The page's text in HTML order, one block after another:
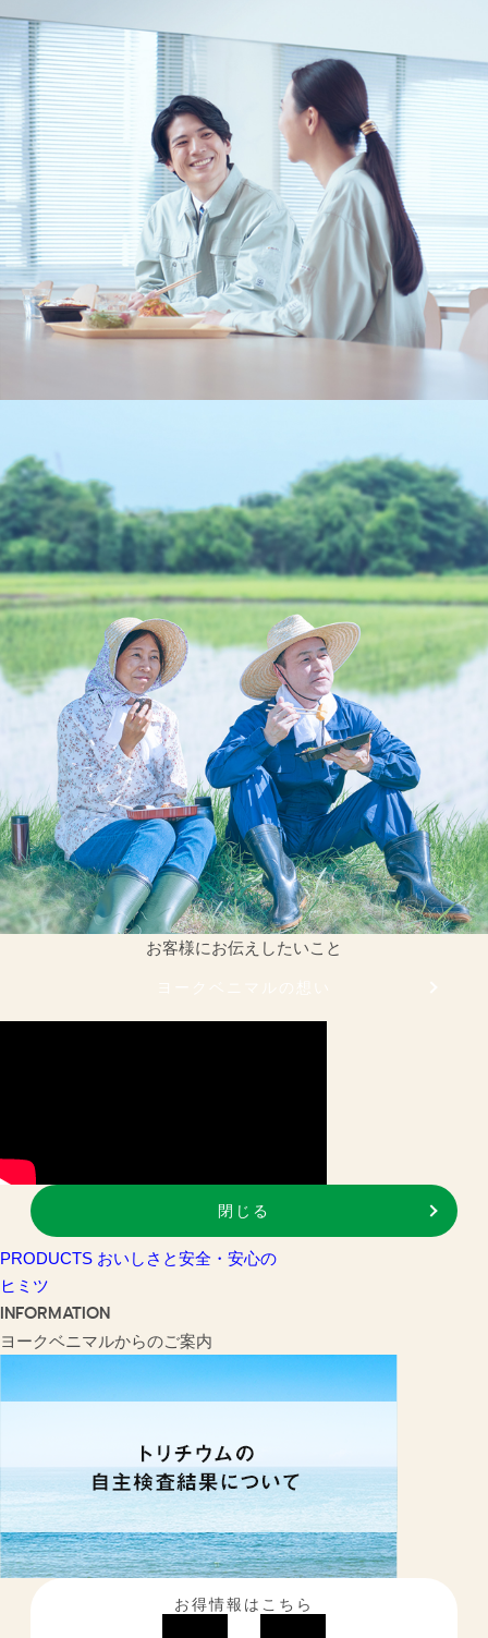
お客様にお伝えしたいこと
ヨークベニマルの想い
閉じる
PRODUCTS おいしさと安全・安心の
ヒミツ
INFORMATION
ヨークベニマルからのご案内
お得情報はこちら